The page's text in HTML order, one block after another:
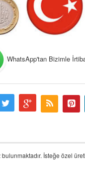
WhatsApp'tan Bizimle
İsteğe özel